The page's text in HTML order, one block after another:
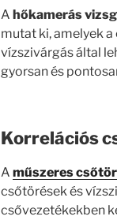
A hőkamerás
mutat ki, amelyek
vízszivárgás által
gyorsan és
Korrelációs
A műszeres
csőtörések és
csővezetékekben